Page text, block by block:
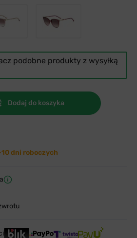
podobne produkty z wysyłką
Dodaj do koszyka
dni roboczych